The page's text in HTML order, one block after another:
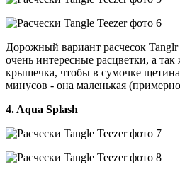
Дорожный вариант расчесок
очень интересные расцветки, а
крышечка, чтобы в сумочке
минусов - она маленькая
4. Aqua Splash